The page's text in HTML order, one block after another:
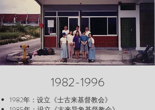
1982-1996
1982年：设立《士古来基督教会》